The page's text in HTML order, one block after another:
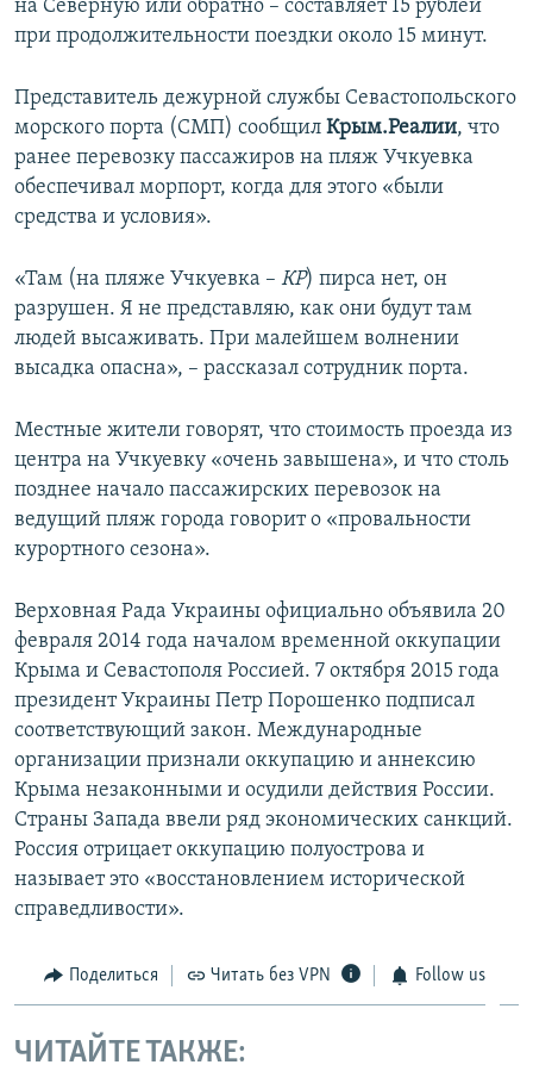
на Северную или обратно – составляет 15 рублей
при продолжительности поездки около 15 минут.
Представитель дежурной службы Севастопольского
морского порта (СМП) сообщил Крым.Реалии, что
ранее перевозку пассажиров на пляж Учкуевка
обеспечивал морпорт, когда для этого «были
средства и условия».
«Там (на пляже Учкуевка – КР) пирса нет, он
разрушен. Я не представляю, как они будут там
людей высаживать. При малейшем волнении
высадка опасна», – рассказал сотрудник порта.
Местные жители говорят, что стоимость проезда из
центра на Учкуевку «очень завышена», и что столь
позднее начало пассажирских перевозок на
ведущий пляж города говорит о «провальности
курортного сезона».
Верховная Рада Украины официально объявила 20
февраля 2014 года началом временной оккупации
Крыма и Севастополя Россией. 7 октября 2015 года
президент Украины Петр Порошенко подписал
соответствующий закон. Международные
организации признали оккупацию и аннексию
Крыма незаконными и осудили действия России.
Страны Запада ввели ряд экономических санкций.
Россия отрицает оккупацию полуострова и
называет это «восстановлением исторической
справедливости».
Поделиться Читать без VPN Follow us
ЧИТАЙТЕ ТАКЖЕ: